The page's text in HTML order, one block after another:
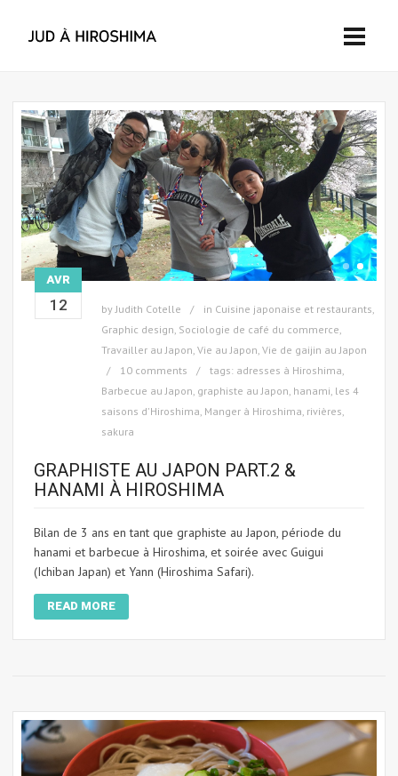
AVR
12 byJudith Cotelle in Cuisine japonaise et restaurants,
Graphic design, Sociologie de café du commerce,
Travailler au Japon, Vie au Japon, Vie de gaijin au Japon
10 comments
tags: adresses à Hiroshima,
Barbecue au Japon, graphiste au Japon, hanami, les 4
saisons d'Hiroshima, Manger à Hiroshima, rivières,
sakura
GRAPHISTE AU JAPON PART.2 &
HANAMI À HIROSHIMA
Bilan de 3 ans en tant que graphiste au Japon, période du
hanami et barbecue à Hiroshima, et soirée avec Guigui
(Ichiban Japan) et Yann (Hiroshima Safari).
READ MORE